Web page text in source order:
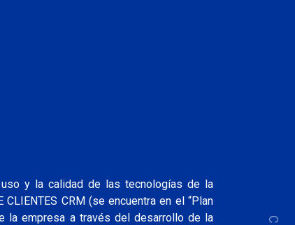
uso y la calidad de las tecnologías de la
CRM (se encuentra en el “Plan
la empresa a través del desarrollo de la